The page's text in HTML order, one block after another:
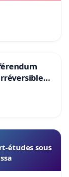
études sous